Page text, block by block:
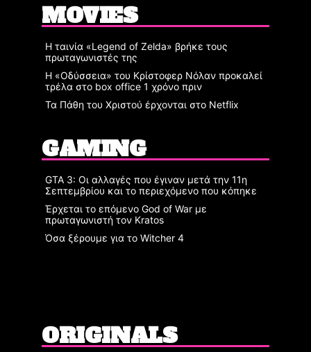
MOVIES
Η ταινία «Legend of Zelda» βρήκε τους
πρωταγωνιστές της
Η «Οδύσσεια» του Κρίστοφερ Νόλαν προκαλεί
τρέλα στο box office 1 χρόνο πριν
Τα Πάθη του Χριστού έρχονται στο Netflix
GAMING
GTA 3: Οι αλλαγές που έγιναν μετά την 11η
Σεπτεμβρίου και το περιεχόμενο που κόπηκε
Έρχεται το επόμενο God of War με
πρωταγωνιστή τον Kratos
Όσα ξέρουμε για το Witcher 4
ORIGINALS